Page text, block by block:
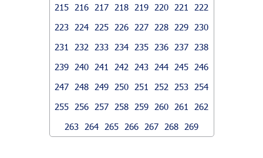
215
216 217 218 219 220 221
222
223
224 225 226 227 228 229
230
231
232 233 234 235 236 237
238
239
240 241 242 243 244 245
246
247
248 249 250 251 252 253
254
255
256 257 258 259 260 261
262
263
264 265 266 267 268 269